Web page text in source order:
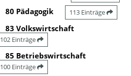
80 Pädagogik 113 Einträge
83 Volkswirtschaft
102 Einträge
85 Betriebswirtschaft
100 Einträge